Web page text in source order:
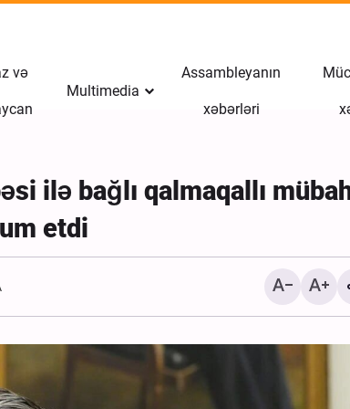
və
Multimedia
Assambleyanın
xəbərləri
ilə bağlı qalmaqallı
etdi
ABŞ işğalçı qüvvələrinin
adasında şəhid etdiyi